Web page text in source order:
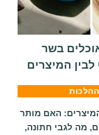
בשר
המיצרים
המיצרים: האם מותר
מה לגבי חתונה,